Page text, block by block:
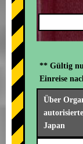
** Gültig
Einreise
Über
Japan